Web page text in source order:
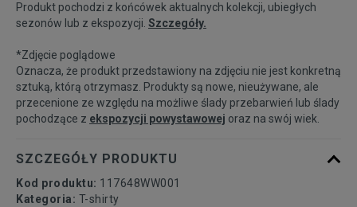
Produkt pochodzi z końcówek aktualnych kolekcji, ubiegłych
sezonów lub z ekspozycji. Szczegóły.
*Zdjęcie poglądowe
Oznacza, że produkt przedstawiony na zdjęciu nie jest konkretną
sztuką, którą otrzymasz. Produkty są nowe, nieużywane, ale
przecenione ze względu na możliwe ślady przebarwień lub ślady
pochodzące z ekspozycji powystawowej oraz na swój wiek.
SZCZEGÓŁY PRODUKTU
Kod produktu: 117648WW001
Kategoria: T-shirty